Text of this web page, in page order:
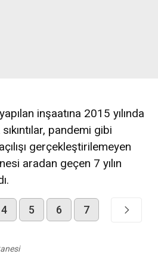
inşaatına 2015 yılında
pandemi gibi
gerçekleştirilemeyen
aradan geçen 7 yılın
4 5 6 7